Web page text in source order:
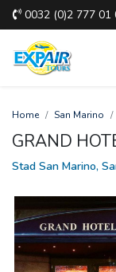
0032 (0)2 777 01
Home San Marino
GRAND
Stad San Marino,